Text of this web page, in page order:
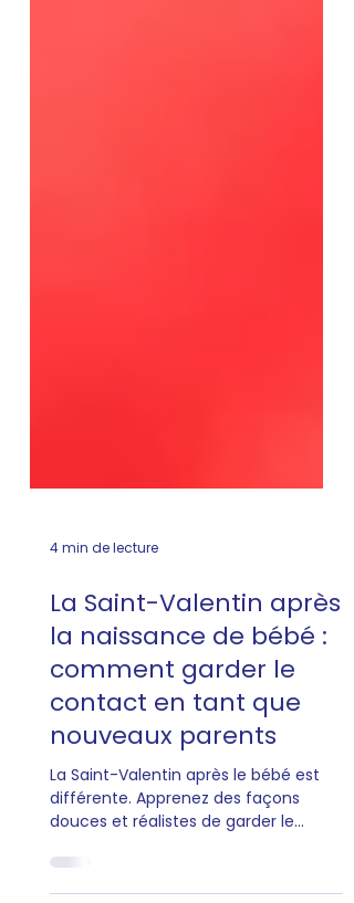
4 min de lecture
La Saint-Valentin après
la naissance de bébé :
comment garder le
contact en tant que
nouveaux parents
différente. Apprenez des façons
douces et réalistes de garder le